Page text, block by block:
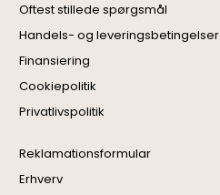
Oftest stillede spørgsmål
Handels- og leveringsbetingelser
Finansiering
Cookiepolitik
Privatlivspolitik
Reklamationsformular
Erhverv